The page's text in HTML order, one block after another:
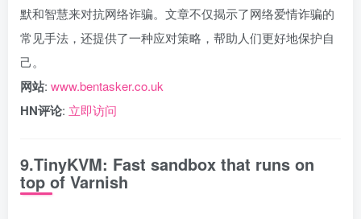
默和智慧来对抗网络诈骗。文章不仅揭示了网络爱情诈骗的
常见手法，还提供了一种应对策略，帮助人们更好地保护自
己。
网站: www.bentasker.co.uk
HN评论: 立即访问
9.TinyKVM: Fast sandbox that runs on
top of Varnish